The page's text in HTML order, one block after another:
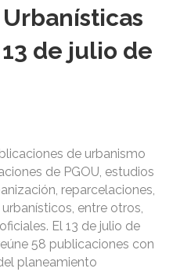
de julio de
de urbanismo
de PGOU, estudios
reparcelaciones,
entre otros,
El 13 de julio de
58 publicaciones con
planeamiento